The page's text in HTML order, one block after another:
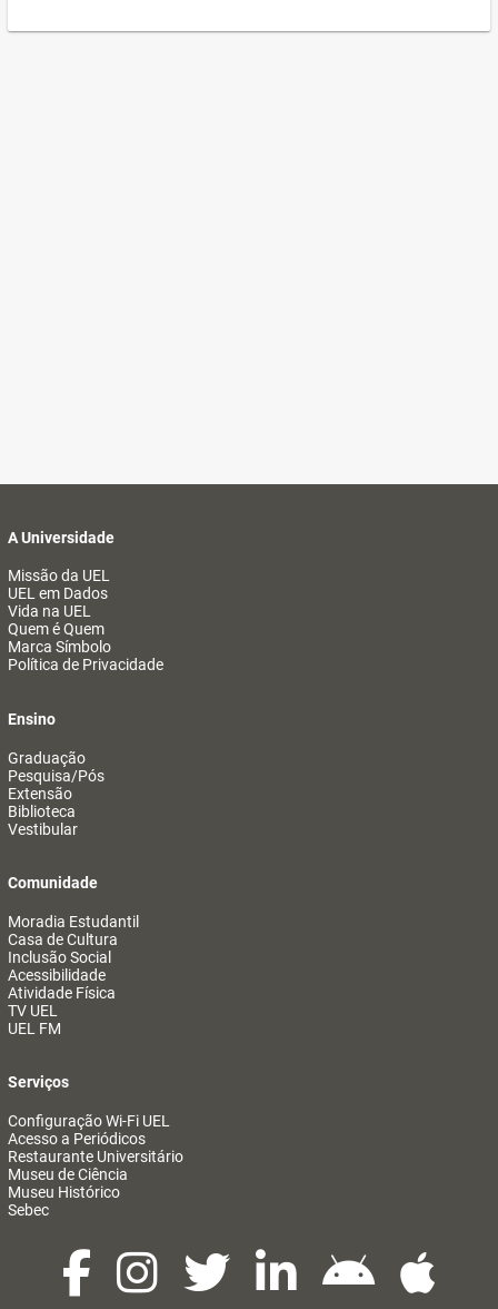
A Universidade
Missão da UEL
UEL em Dados
Vida na UEL
Quem é Quem
Marca Símbolo
Política de Privacidade
Ensino
Graduação
Pesquisa/Pós
Extensão
Biblioteca
Vestibular
Comunidade
Moradia Estudantil
Casa de Cultura
Inclusão Social
Acessibilidade
Atividade Física
TV UEL
UEL FM
Serviços
Configuração Wi-Fi UEL
Acesso a Periódicos
Restaurante Universitário
Museu de Ciência
Museu Histórico
Sebec